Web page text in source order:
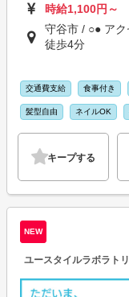
時給1,100円～
守谷市 / ○● ア
徒歩4分
交通費支給 食事付き
髪型自由 ネイルOK
キープする
NEW
ユースタイルラボラト